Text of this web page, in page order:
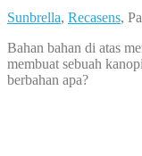
Sunbrella, Recasens,
Bahan bahan di atas
membuat sebuah
berbahan apa?